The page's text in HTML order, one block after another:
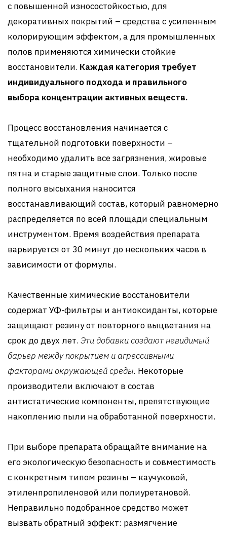
с повышенной износостойкостью, для
декоративных покрытий – средства с усиленным
колорирующим эффектом, а для промышленных
полов применяются химически стойкие
восстановители. Каждая категория требует
индивидуального подхода и правильного
выбора концентрации активных веществ.
Процесс восстановления начинается с
тщательной подготовки поверхности –
необходимо удалить все загрязнения, жировые
пятна и старые защитные слои. Только после
полного высыхания наносится
восстанавливающий состав, который равномерно
распределяется по всей площади специальным
инструментом. Время воздействия препарата
варьируется от 30 минут до нескольких часов в
зависимости от формулы.
Качественные химические восстановители
содержат УФ-фильтры и антиоксиданты, которые
защищают резину от повторного выцветания на
срок до двух лет. Эти добавки создают невидимый
барьер между покрытием и агрессивными
факторами окружающей среды. Некоторые
производители включают в состав
антистатические компоненты, препятствующие
накоплению пыли на обработанной поверхности.
При выборе препарата обращайте внимание на
его экологическую безопасность и совместимость
с конкретным типом резины – каучуковой,
этиленпропиленовой или полиуретановой.
Неправильно подобранное средство может
вызвать обратный эффект: размягчение